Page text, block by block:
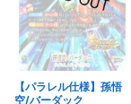
【パラレル仕様】孫悟
空/バーダック